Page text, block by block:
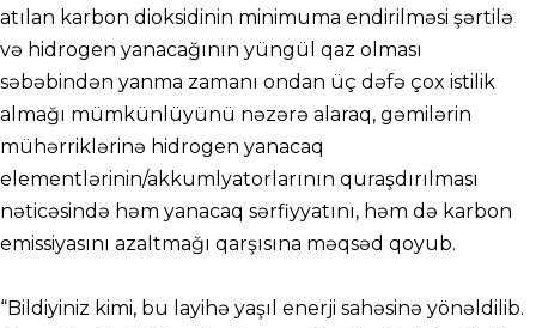
atılan karbon dioksidinin minimuma endirilməsi şərtilə
və hidrogen yanacağının yüngül qaz olması
səbəbindən yanma zamanı ondan üç dəfə çox istilik
almağı mümkünlüyünü nəzərə alaraq, gəmilərin
mühərriklərinə hidrogen yanacaq
elementlərinin/akkumlyatorlarının quraşdırılması
nəticəsində həm yanacaq sərfiyyatını, həm də karbon
emissiyasını azaltmağı qarşısına məqsəd qoyub.
“Bildiyiniz kimi, bu layihə yaşıl enerji sahəsinə yönəldilib.